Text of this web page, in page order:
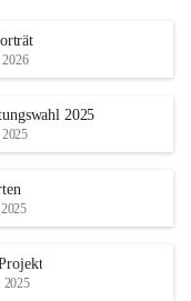
2025
2025